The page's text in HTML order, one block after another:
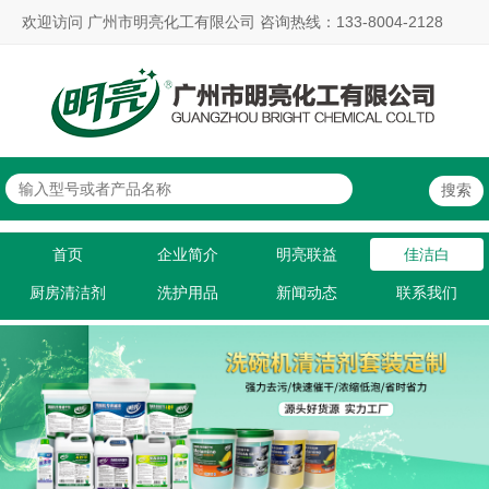
欢迎访问 广州市明亮化工有限公司 咨询热线：133-8004-2128
首页 企业简介 明亮联益 佳洁白
厨房清洁剂 洗护用品 新闻动态 联系我们